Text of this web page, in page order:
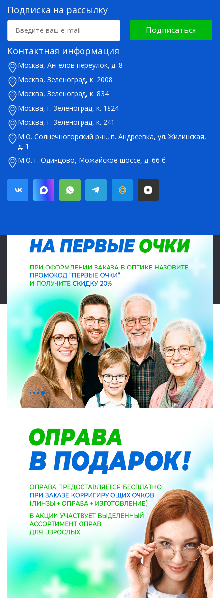
Подписка на рассылку
Подписаться
Контактная информация
Москва, Ангелов переулок, д. 8
Москва, Зеленоград, к. 2008
Москва, Зеленоград, к. 834
Москва, г. Зеленоград, к. 1824
Москва, г. Зеленоград, к. 241
М.О. Солнечногорский р-н., п. Андреевка, ул. Жилинская,
д. 1
М.О. г. Одинцово, Можайское шоссе, д. 66 б
© 2026 Салон оптики Lokamed. Все права защищены. Указанные на
является публичной офертой в соответствии со статьей 437.
Карта сайта| | Политика конфиденциальности